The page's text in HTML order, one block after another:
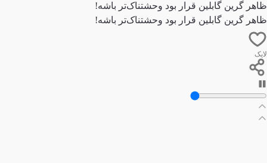
ظاهر گرین گابلین قرار بود وحشتناک‌تر باشه!
ظاهر گرین گابلین قرار بود وحشتناک‌تر باشه!
لایک